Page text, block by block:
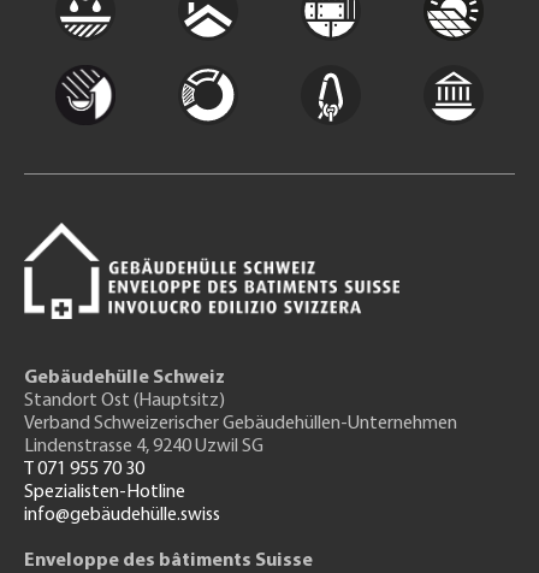
Gebäudehülle Schweiz
Standort Ost (Hauptsitz)
Verband Schweizerischer Gebäudehüllen-Unternehmen
Lindenstrasse 4, 9240 Uzwil SG
T 071 955 70 30
Spezialisten-Hotline
info@gebäudehülle.swiss
Enveloppe des bâtiments Suisse